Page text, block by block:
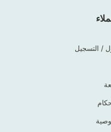
/ التسجيل